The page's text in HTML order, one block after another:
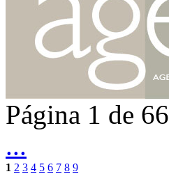
Página 1 de 66
...
1 2 3 4 5 6 7 8 9